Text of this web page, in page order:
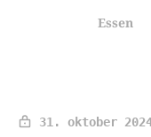
Essen
31. oktober